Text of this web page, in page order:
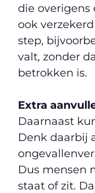
die overigens
ook
step,
valt, zonder
betrokken is.
Extra
Daarnaast
Denk daarbij
Dus mensen
staat of zit.